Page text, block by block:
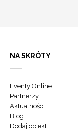
NA SKRÓTY
Eventy Online
Partnerzy
Aktualności
Blog
Dodaj obiekt